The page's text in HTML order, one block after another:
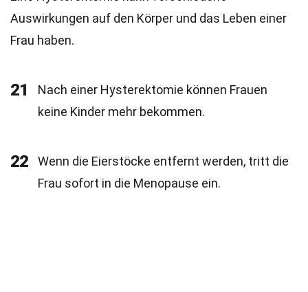
Auswirkungen auf den Körper und das Leben einer
Frau haben.
21
Nach einer Hysterektomie können Frauen
keine Kinder mehr bekommen.
22
Wenn die Eierstöcke entfernt werden, tritt die
Frau sofort in die Menopause ein.